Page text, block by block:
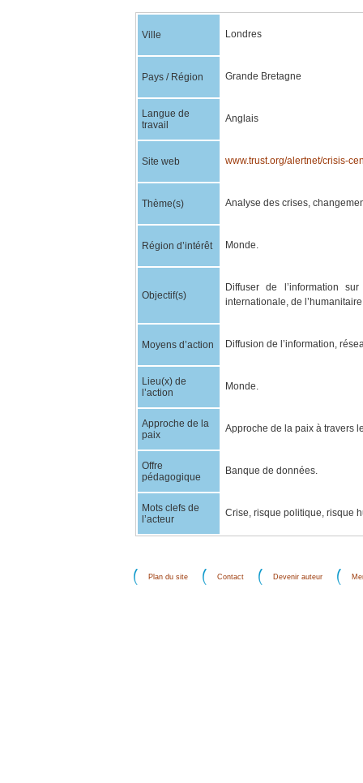
Ville Londres
Pays / Région Grande Bretagne
Langue de
travail
Anglais
Site web www.trust.org/alertnet/crisis-
Thème(s) Analyse des crises,
Région d’intérêt Monde.
Objectif(s)
Diffuser de l’information
internationale, de
Moyens d’action Diffusion de l’information,
Lieu(x) de
l’action
Monde.
Approche de la
paix
Approche de la paix à travers
Offre
pédagogique
Banque de données.
Mots clefs de
l’acteur
Crise, risque politique, risque
Plan du site Contact Devenir auteur